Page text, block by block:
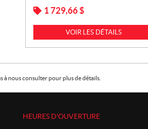
1 729,66$
VOIR LES DÉTAILS
nous consulter pour plus de détails.
HEURES D'OUVERTURE